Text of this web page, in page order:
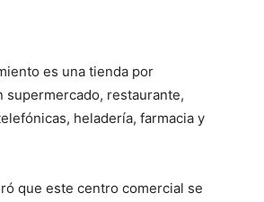
es una tienda por
supermercado, restaurante,
heladería, farmacia y
que este centro comercial se